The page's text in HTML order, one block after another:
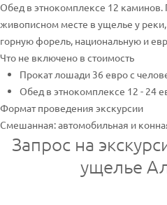
Обед в этнокомплексе 12 каминов.
живописном месте в ущелье у
горную форель, национальную и
Что не включено в стоимость
Прокат лошади 36 евро с
Обед в этнокомплексе 12 - 24
Формат проведения экскурсии
Смешанная: автомобильная и
Запрос на
ущелье